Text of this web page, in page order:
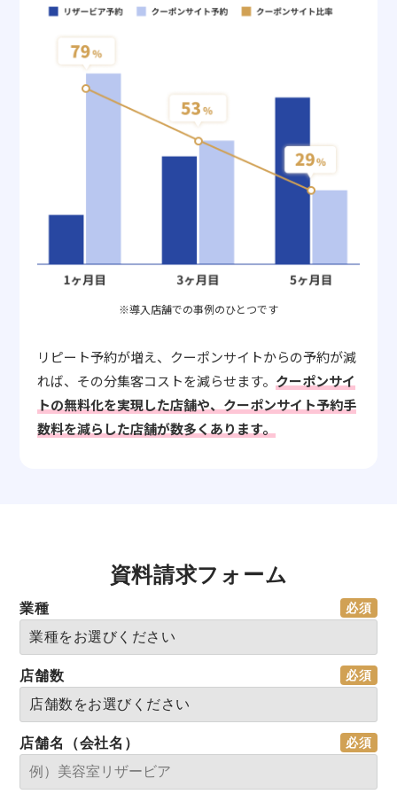
※導入店舗での事例のひとつです
リピート予約が増え、クーポンサイトからの予約が減
れば、その分集客コストを減らせます。クーポンサイ
トの無料化を実現した店舗や、クーポンサイト予約手
数料を減らした店舗が数多くあります。
資料請求フォーム
業種
店舗数
店舗名（会社名）